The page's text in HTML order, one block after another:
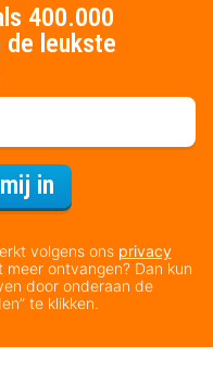
400.000
de leukste
in
volgens ons privacy
ontvangen? Dan kun
door onderaan de
te klikken.